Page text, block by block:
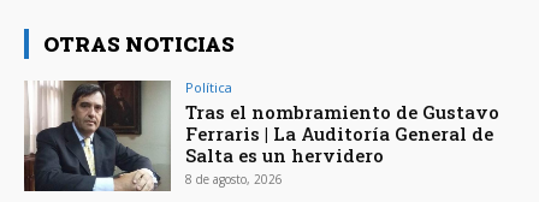
OTRAS NOTICIAS
Política
Tras el nombramiento de Gustavo
Ferraris | La Auditoría General de
Salta es un hervidero
8 de agosto, 2026